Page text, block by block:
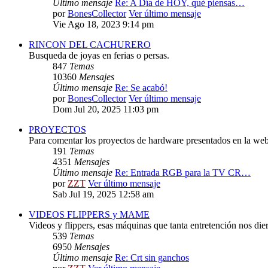
Último mensaje Re: A Día de HOY, qué piensas…
porBonesCollector Ver último mensaje
Vie Ago 18, 2023 9:14 pm
RINCON DEL CACHURERO
Busqueda de joyas en ferias o persas.
847 Temas
10360 Mensajes
Último mensaje Re: Se acabó!
porBonesCollector Ver último mensaje
Dom Jul 20, 2025 11:03 pm
PROYECTOS
Para comentar los proyectos de hardware presentados en la
191 Temas
4351 Mensajes
Último mensaje Re: Entrada RGB para la TV CR…
porZZT Ver último mensaje
Sab Jul 19, 2025 12:58 am
VIDEOS FLIPPERS y MAME
Videos y flippers, esas máquinas que tanta entretención nos
539 Temas
6950 Mensajes
Último mensaje Re: Crt sin ganchos